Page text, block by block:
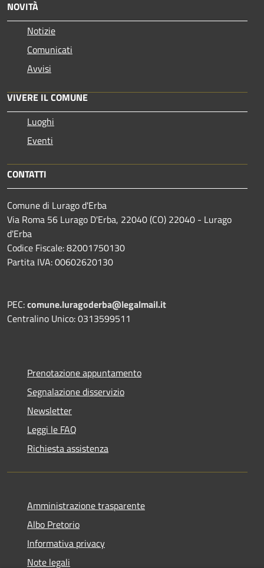
NOVITÀ
Notizie
Comunicati
Avvisi
VIVERE IL COMUNE
Luoghi
Eventi
CONTATTI
Comune di Lurago d'Erba
Via Roma 56 Lurago D'Erba, 22040 (CO) 22040 - Lurago
d'Erba
Codice Fiscale: 82001750130
Partita IVA: 00602620130
PEC:comune.luragoderba@legalmail.it
Centralino Unico: 0313599511
Prenotazione appuntamento
Segnalazione disservizio
Newsletter
Leggi le FAQ
Richiesta assistenza
Amministrazione trasparente
Albo Pretorio
Informativa privacy
Note legali